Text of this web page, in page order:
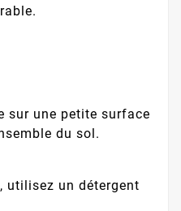
sur une petite surface
du sol.
utilisez un détergent